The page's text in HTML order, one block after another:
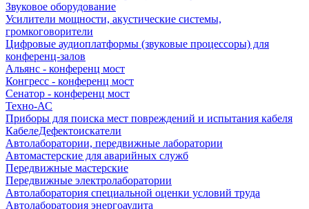
Звуковое оборудование
Усилители мощности, акустические системы,
громкоговорители
Цифровые аудиоплатформы (звуковые процессоры) для
конференц-залов
Альянс - конференц мост
Конгресс - конференц мост
Сенатор - конференц мост
Техно-АС
Приборы для поиска мест повреждений и испытания кабеля
КабелеДефектоискатели
Автолаборатории, передвижные лаборатории
Автомастерские для аварийных служб
Передвижные мастерские
Передвижные электролаборатории
Автолаборатория специальной оценки условий труда
Автолаборатория энергоаудита